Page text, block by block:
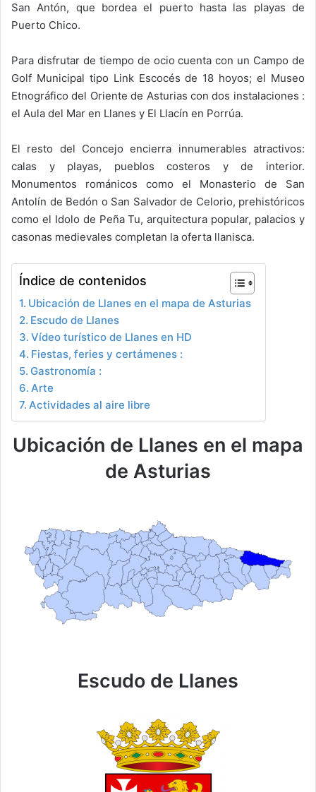
San Antón, que bordea el puerto hasta las playas de
Puerto Chico.
Para disfrutar de tiempo de ocio cuenta con un Campo de
Golf Municipal tipo Link Escocés de 18 hoyos; el Museo
Etnográfico del Oriente de Asturias con dos instalaciones :
el Aula del Mar en Llanes y El Llacín en Porrúa.
El resto del Concejo encierra innumerables atractivos:
calas y playas, pueblos costeros y de interior.
Monumentos románicos como el Monasterio de San
Antolín de Bedón o San Salvador de Celorio, prehistóricos
como el Idolo de Peña Tu, arquitectura popular, palacios y
casonas medievales completan la oferta llanisca.
Índice de contenidos
Ubicación de Llanes en el mapa de Asturias
Escudo de Llanes
Vídeo turístico de Llanes en HD
Fiestas, feries y certámenes :
Gastronomía :
Arte
Actividades al aire libre
Ubicación de Llanes en el mapa
de Asturias
Escudo de Llanes